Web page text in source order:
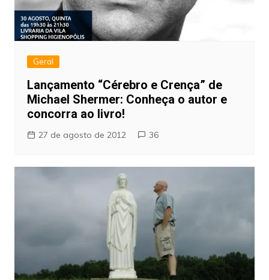
Geral
Lançamento “Cérebro e Crença” de
Michael Shermer: Conheça o autor e
concorra ao livro!
27 de agosto de 2012 36